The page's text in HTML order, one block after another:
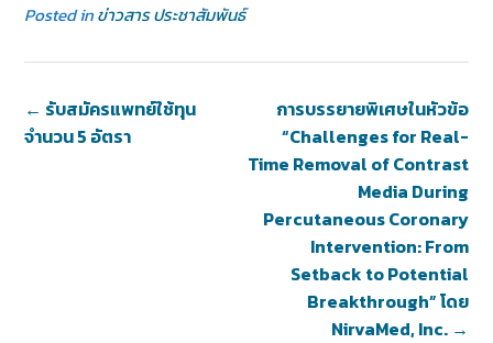
Posted inข่าวสาร ประชาสัมพันธ์
การบรรยายพิเศษในหัวข้อ
“Challenges for Real-
Time Removal of Contrast
Media During
Percutaneous Coronary
Intervention: From
Setback to Potential
Breakthrough” โดย
NirvaMed, Inc. →
← รับสมัครแพทย์ใช้ทุน
จำนวน 5 อัตรา